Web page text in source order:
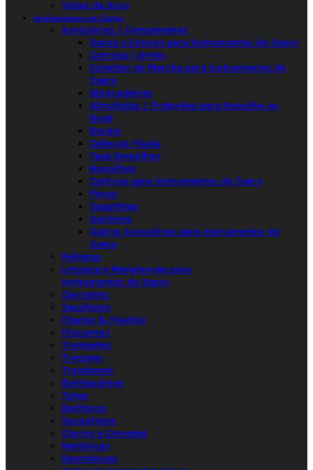
Violas de Arco
Instrumentos de Sopro
Acessórios / Componentes
Sacos e Estojos para Instrumentos de Sopro
Correias | Arnês
Estantes de Marcha para Instrumentos de
Sopro
Abraçadeiras
Almofadas / Proteções para Boquilha ou
Bisel
Bocais
Cabeças Flauta
Tapa Boquilhas
Boquilhas
Cortiças para Instrumentos de Sopro
Peças
Sapatilhas
Surdinas
Outros Acessórios para Instrumentos de
Sopro
Palhetas
Limpeza e Manutenção para
Instrumentos de Sopro
Clarinetes
Saxofones
Flautas & Flautins
Fliscornes
Trompetes
Trompas
Trombones
Bombardinos
Tubas
Barítonos
Sousafones
Clarins e Cornetas
Melódicas
Harmónicas